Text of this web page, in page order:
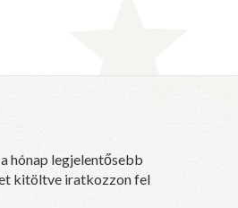
hónap legjelentősebb
kitöltve iratkozzon fel